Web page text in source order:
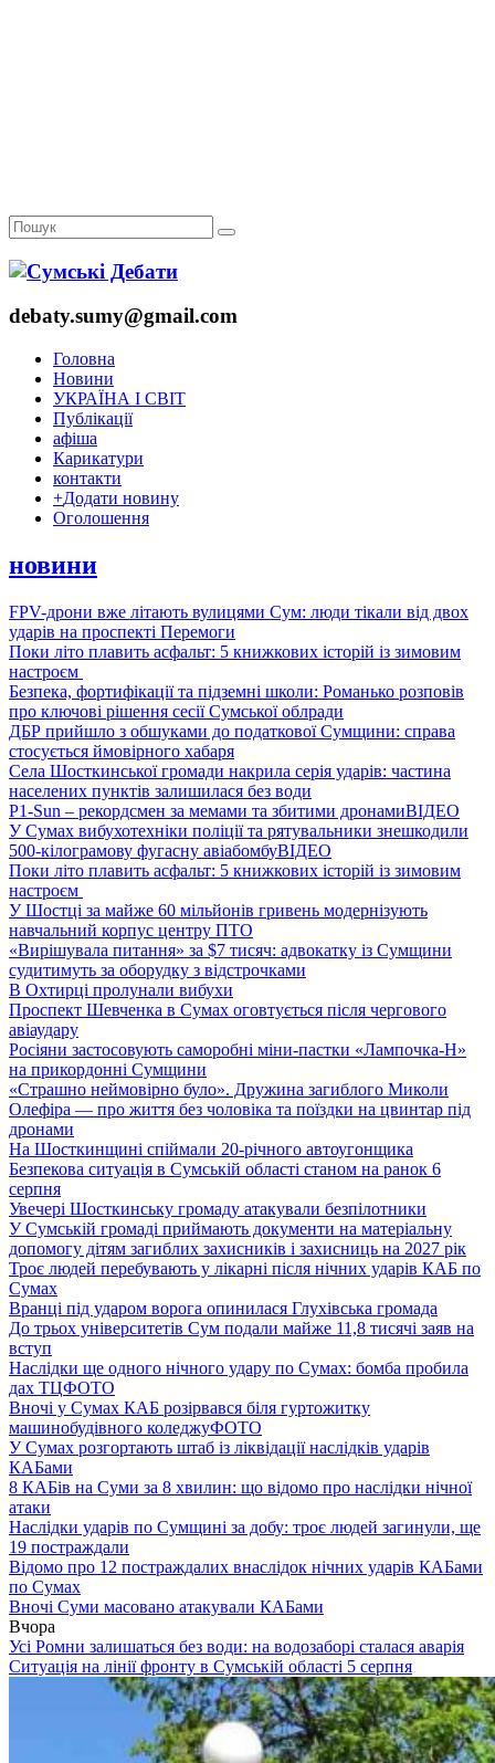
debaty.sumy@gmail.com
Головна
Новини
УКРАЇНА І СВІТ
Публікації
афіша
Карикатури
контакти
+Додати новину
Оголошення
новини
FPV-дрони вже літають вулицями Сум: люди тікали від двох
ударів на проспекті Перемоги
Поки літо плавить асфальт: 5 книжкових історій із зимовим
настроєм
Безпека, фортифікації та підземні школи: Романько розповів
про ключові рішення сесії Сумської облради
ДБР прийшло з обшуками до податкової Сумщини: справа
стосується ймовірного хабаря
Села Шосткинської громади накрила серія ударів: частина
населених пунктів залишилася без води
P1-Sun – рекордсмен за мемами та збитими дронамиВІДЕО
У Сумах вибухотехніки поліції та рятувальники знешкодили
500-кілограмову фугасну авіабомбуВІДЕО
Поки літо плавить асфальт: 5 книжкових історій із зимовим
настроєм
У Шостці за майже 60 мільйонів гривень модернізують
навчальний корпус центру ПТО
«Вирішувала питання» за $7 тисяч: адвокатку із Сумщини
судитимуть за оборудку з відстрочками
В Охтирці пролунали вибухи
Проспект Шевченка в Сумах оговтується після чергового
авіаудару
Росіяни застосовують саморобні міни-пастки «Лампочка-Н»
на прикордонні Сумщини
«Страшно неймовірно було». Дружина загиблого Миколи
Олефіра — про життя без чоловіка та поїздки на цвинтар під
дронами
На Шосткинщині спіймали 20-річного автоугонщика
Безпекова ситуація в Сумській області станом на ранок 6
серпня
Увечері Шосткинську громаду атакували безпілотники
У Сумській громаді приймають документи на матеріальну
допомогу дітям загиблих захисників і захисниць на 2027 рік
Троє людей перебувають у лікарні після нічних ударів КАБ по
Сумах
Вранці під ударом ворога опинилася Глухівська громада
До трьох університетів Сум подали майже 11,8 тисячі заяв на
вступ
Наслідки ще одного нічного удару по Сумах: бомба пробила
дах ТЦФОТО
Вночі у Сумах КАБ розірвався біля гуртожитку
машинобудівного коледжуФОТО
У Сумах розгортають штаб із ліквідації наслідків ударів
КАБами
8 КАБів на Суми за 8 хвилин: що відомо про наслідки нічної
атаки
Наслідки ударів по Сумщині за добу: троє людей загинули, ще
19 постраждали
Відомо про 12 постраждалих внаслідок нічних ударів КАБами
по Сумах
Вночі Суми масовано атакували КАБами
Вчора
Усі Ромни залишаться без води: на водозаборі сталася аварія
Ситуація на лінії фронту в Сумській області 5 серпня